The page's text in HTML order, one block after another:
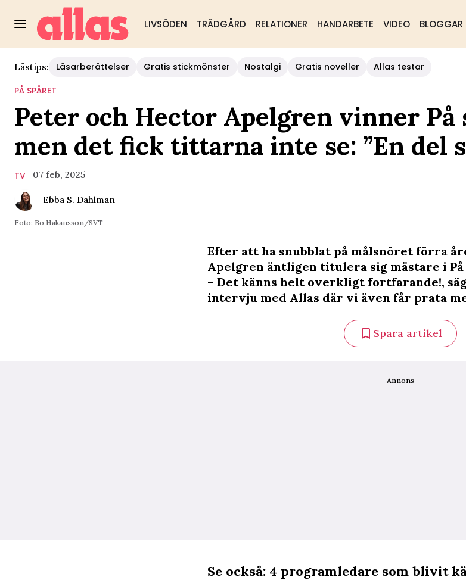
LIVSÖDEN TRÄDGÅRD RELATIONER HANDARBETE VIDEO BLOGGAR
Lästips: Läsarberättelser Gratis stickmönster Nostalgi Gratis noveller
Allas testar
PÅ SPÅRET
Peter och Hector Apelgren vinner På
men det fick tittarna inte se: ”En del
TV 07 feb, 2025
Ebba S. Dahlman
Foto: Bo Hakansson/SVT
Efter att ha snubblat på målsnöret förra
Apelgren äntligen titulera sig mästare i På
– Det känns helt overkligt fortfarande!,
intervju med Allas där vi även får prata
Spara artikel
Annons
Se också: 4 programledare som blivit